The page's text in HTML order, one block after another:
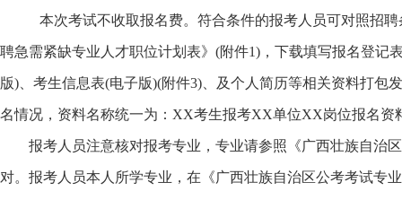
本次考试不收取报名费。符合条件的报考人员可对照招聘
聘急需紧缺专业人才职位计划表》(附件1)，下载填写报名登记
版)、考生信息表(电子版)(附件3)、及个人简历等相关资料打包
名情况，资料名称统一为：XX考生报考XX单位XX岗位报名资
报考人员注意核对报考专业，专业请参照《广西壮族自治区
对。报考人员本人所学专业，在《广西壮族自治区公考考试专